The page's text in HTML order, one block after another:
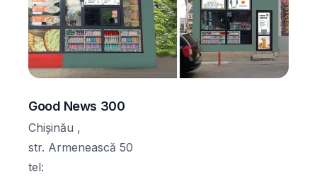
Good News 300
Chișinău ,
str. Armenească 50
tel: